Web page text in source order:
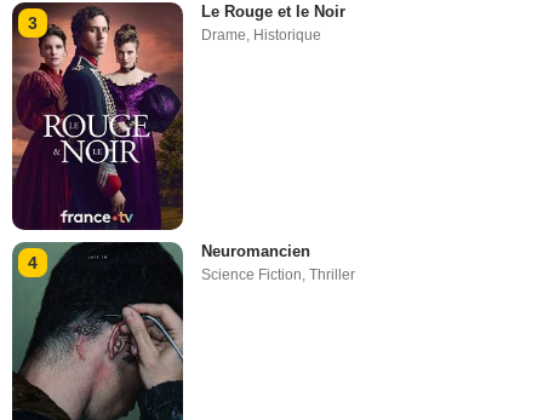
3
Le Rouge et le Noir
Drame Historique
4
Neuromancien
Science Fiction,Thriller